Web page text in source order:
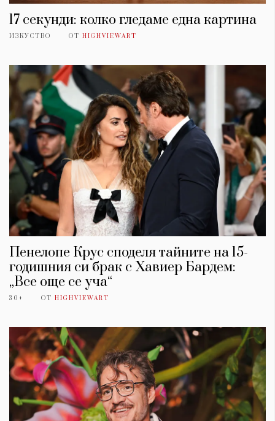
17 секунди: колко гледаме една картина
ИЗКУСТВО ОТ HIGHVIEWART
Пенелопе Крус споделя тайните на 15-
годишния си брак с Хавиер Бардем:
„Все още се уча“
30+ ОТ HIGHVIEWART